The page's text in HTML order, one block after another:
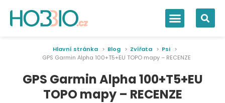
Hlavní stránka Blog Zvířata
Psi
GPS Garmin Alpha 100+T5+EU TOPO mapy – RECENZE
GPS Garmin Alpha 100+T5+EU
TOPO mapy – RECENZE